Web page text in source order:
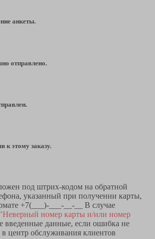
анкеты.
отправлено.
к этому заказу.
под штрих-кодом на обратной
указанный при получении карты,
+7(___)-___-__-__ В случае
"Неверный номер карты и/или номер
введенные данные, если ошибка не
в центр обслуживания клиентов